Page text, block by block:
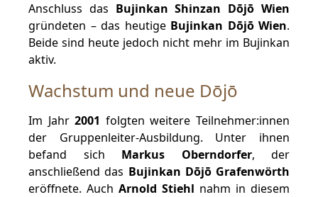
Anschluss das Bujinkan Shinzan Dōjō Wien
gründeten – das heutige Bujinkan Dōjō Wien.
Beide sind heute jedoch nicht mehr im Bujinkan
aktiv.
Wachstum und neue Dōjō
Im Jahr2001 folgten weitere Teilnehmer:innen
der Gruppenleiter-Ausbildung. Unter ihnen
befand sich Markus Oberndorfer, der
anschließend das Bujinkan Dōjō Grafenwörth
eröffnete. Auch Arnold Stiehl nahm in diesem